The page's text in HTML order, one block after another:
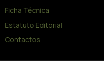
Ficha Técnica
Estatuto Editorial
Contactos